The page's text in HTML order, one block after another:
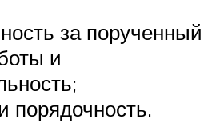
за порученный
и
порядочность.